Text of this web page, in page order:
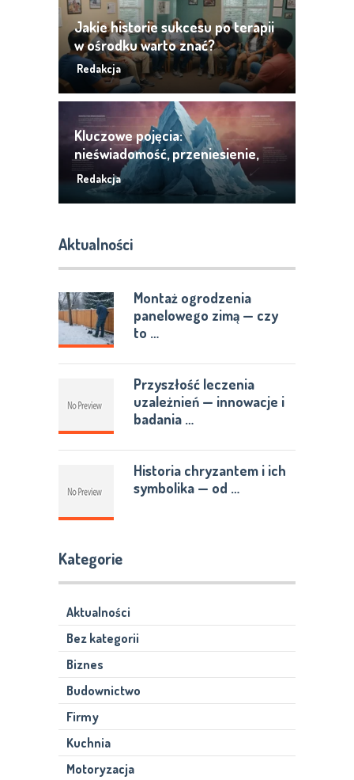
Jakie historie sukcesu po terapii
w ośrodku warto znać?
Redakcja
Kluczowe pojęcia:
nieświadomość, przeniesienie,
opó
Redakcja
Aktualności
Montaż ogrodzenia
panelowego zimą — czy
to …
Przyszłość leczenia
uzależnień — innowacje i
badania …
Historia chryzantem i ich
symbolika — od …
Kategorie
Aktualności
Bez kategorii
Biznes
Budownictwo
Firmy
Kuchnia
Motoryzacja